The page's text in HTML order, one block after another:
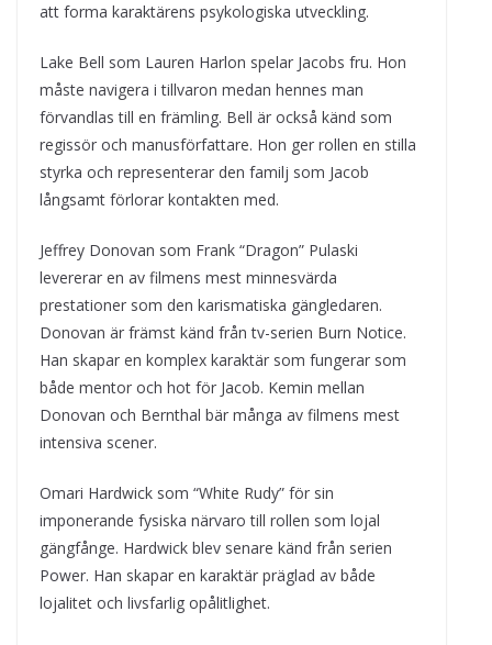
att forma karaktärens psykologiska utveckling.
Lake Bell som Lauren Harlon spelar Jacobs fru. Hon
måste navigera i tillvaron medan hennes man
förvandlas till en främling. Bell är också känd som
regissör och manusförfattare. Hon ger rollen en stilla
styrka och representerar den familj som Jacob
långsamt förlorar kontakten med.
Jeffrey Donovan som Frank “Dragon” Pulaski
levererar en av filmens mest minnesvärda
prestationer som den karismatiska gängledaren.
Donovan är främst känd från tv-serien Burn Notice.
Han skapar en komplex karaktär som fungerar som
både mentor och hot för Jacob. Kemin mellan
Donovan och Bernthal bär många av filmens mest
intensiva scener.
Omari Hardwick som “White Rudy” för sin
imponerande fysiska närvaro till rollen som lojal
gängfånge. Hardwick blev senare känd från serien
Power. Han skapar en karaktär präglad av både
lojalitet och livsfarlig opålitlighet.